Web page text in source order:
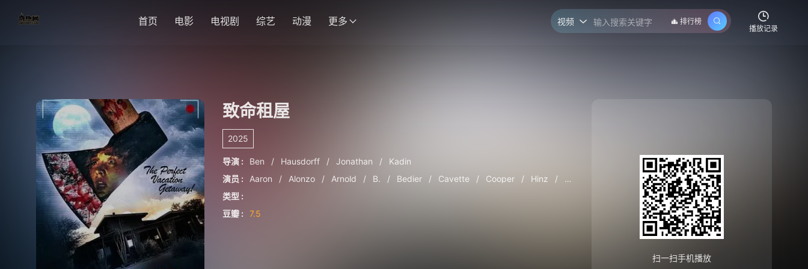
首页 电影 电视剧 综艺 动漫 更多 视频 
排行榜
播放记录
致命租屋
2025
导演 : Ben / Hausdorff / Jonathan /
Kadin
演员 :
Aaron / Alonzo / Arnold / B. / Bedier / Cavette / Cooper / Hinz / Lawless Lindsay / Lofton / Lucy
类型 :
豆瓣 :
7.5
扫一扫手机播放